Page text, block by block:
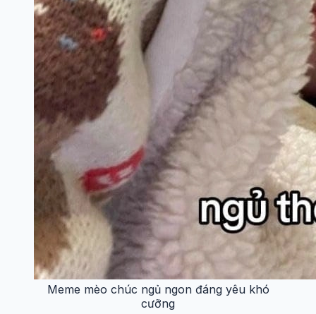
Meme mèo chúc ngủ ngon đáng yêu khó
cưỡng